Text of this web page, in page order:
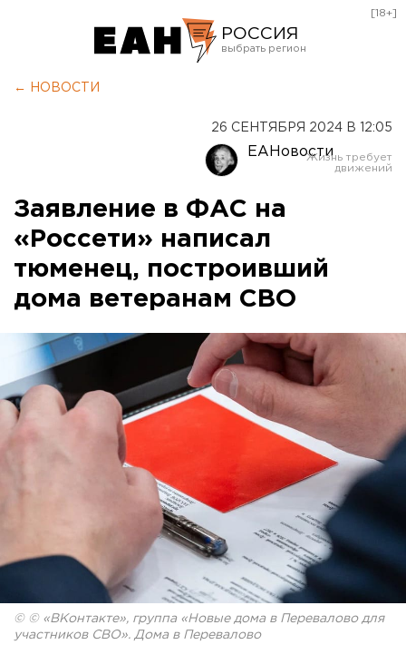
РОССИЯ
Оренбург
[18+]
← НОВОСТИ
26 СЕНТЯБРЯ 2024 В 12:05
ЕАНовости
Заявление в ФАС на
«Россети» написал
тюменец, построивший
дома ветеранам СВО
© © «ВКонтакте», группа «Новые дома в Перевалово для
участников СВО». Дома в Перевалово